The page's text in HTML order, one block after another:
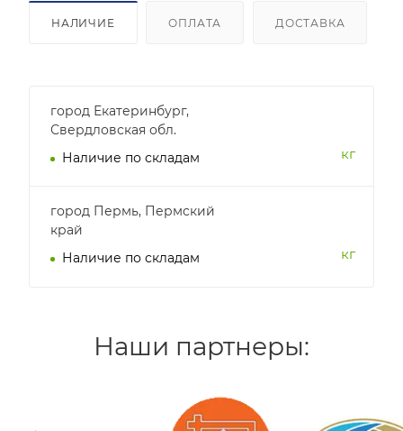
НАЛИЧИЕ ОПЛАТА ДОСТАВКА
город Екатеринбург,
Свердловская обл.
Наличие по складам
кг
город Пермь, Пермский
край
Наличие по складам
кг
Наши партнеры: